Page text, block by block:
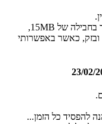
כלקוח אשר מעוניין בשלב זה להמשיך בחבילה של 15MB,
כאשר באפשרותי
23/02/
להפסיד כל הזמן...